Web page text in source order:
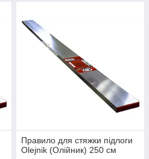
Правило для стяжки підлоги
Olejnik (Олійник) 250 см